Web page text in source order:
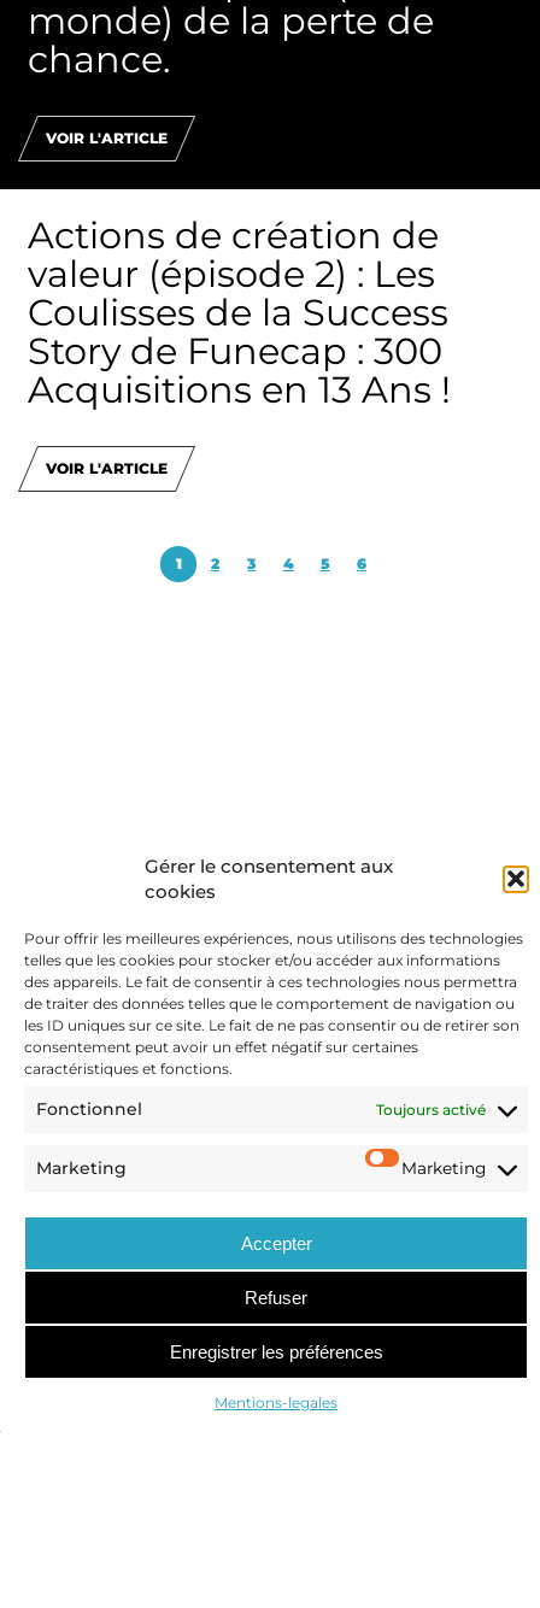
Gérer le consentement aux
cookies
Pour offrir les meilleures expériences, nous utilisons des technologies
telles que les cookies pour stocker et/ou accéder aux informations
des appareils. Le fait de consentir à ces technologies nous permettra
de traiter des données telles que le comportement de navigation ou
les ID uniques sur ce site. Le fait de ne pas consentir ou de retirer son
consentement peut avoir un effet négatif sur certaines
caractéristiques et fonctions.
Fonctionnel Toujours activé
Marketing Marketing
Accepter
Refuser
Enregistrer les préférences
Mentions-legales
monde) de la perte de
chance.
VOIR L'ARTICLE
Actions de création de
valeur (épisode 2) : Les
Coulisses de la Success
Story de Funecap : 300
Acquisitions en 13 Ans !
VOIR L'ARTICLE
1 2 3 4 5 6
122 Boulevard de Courcelles
75017 Paris, France
Mentions-legales